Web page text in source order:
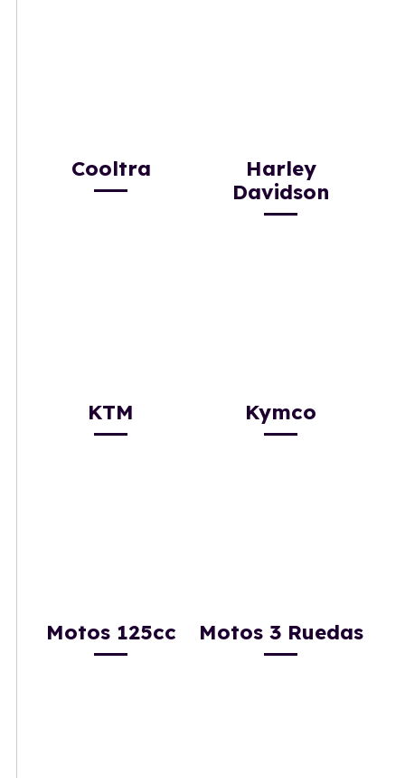
Cooltra
Harley
Davidson
KTM Kymco
Motos 125cc Motos 3 Ruedas